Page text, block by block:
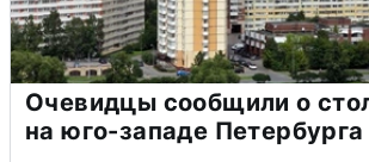
Очевидцы сообщили о
на юго-западе Петербурга